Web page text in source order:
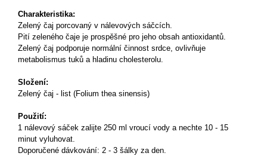
Charakteristika:
Zelený čaj porcovaný v nálevových sáčcích.
Pití zeleného čaje je prospěšné pro jeho obsah antioxidantů.
Zelený čaj podporuje normální činnost srdce, ovlivňuje
metabolismus tuků a hladinu cholesterolu.
Složení:
Zelený čaj - list (Folium thea sinensis)
Použití:
1 nálevový sáček zalijte 250 ml vroucí vody a nechte 10 - 15
minut vyluhovat.
Doporučené dávkování: 2 - 3 šálky za den.